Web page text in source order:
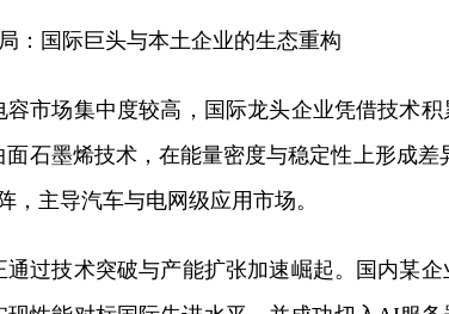
：国际巨头与本土企业的生态重构
容市场集中度较高，国际龙头企业凭借技术
面石墨烯技术，在能量密度与稳定性上形成
，主导汽车与电网级应用市场。
通过技术突破与产能扩张加速崛起。国内某